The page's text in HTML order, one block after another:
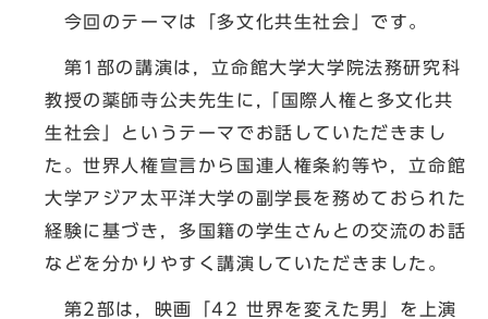
今回のテーマは「多文化共生社会」です。
第1部の講演は，立命館大学大学院法務研究科
教授の薬師寺公夫先生に,「国際人権と多文化共
生社会」というテーマでお話していただきまし
た。世界人権宣言から国連人権条約等や，立命館
大学アジア太平洋大学の副学長を務めておられた
経験に基づき，多国籍の学生さんとの交流のお話
などを分かりやすく講演していただきました。
第2部は，映画「42 世界を変えた男」を上演